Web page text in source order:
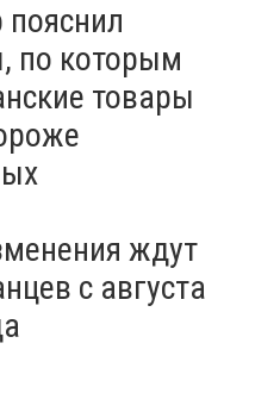
по которым
товары
ждут
с августа